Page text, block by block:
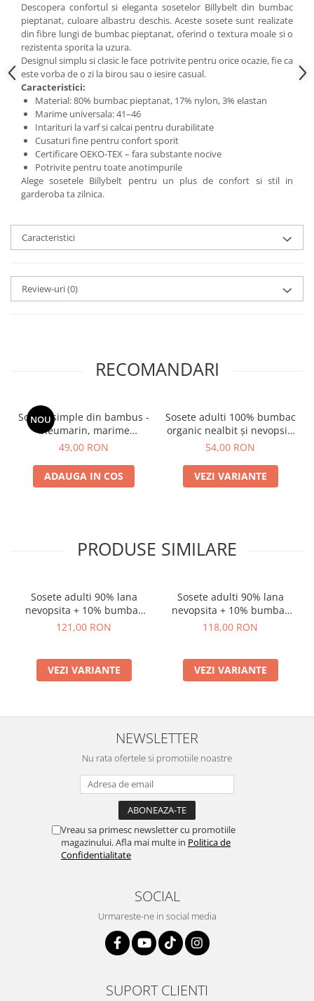
Descopera confortul si eleganta sosetelor Billybelt din bumbac
pieptanat, culoare albastru deschis. Aceste sosete sunt realizate
din fibre lungi de bumbac pieptanat, oferind o textura moale si o
rezistenta sporita la uzura.
Designul simplu si clasic le face potrivite pentru orice ocazie, fie ca
este vorba de o zi la birou sau o iesire casual.
Caracteristici:
Material: 80% bumbac pieptanat, 17% nylon, 3% elastan
Marime universala: 41–46
Intarituri la varf si calcai pentru durabilitate
Cusaturi fine pentru confort sporit
Certificare OEKO-TEX – fara substante nocive
Potrivite pentru toate anotimpurile
Alege sosetele Billybelt pentru un plus de confort si stil in
garderoba ta zilnica.
Caracteristici
Review-uri(0)
RECOMANDARI
NOU
Sosete simple din bambus -
bleumarin, marime
universala
49,00 RON
ADAUGA IN COS
Sosete adulti 100% bumbac
organic nealbit și nevopsit,
ecru, model Laura
54,00 RON
VEZI VARIANTE
PRODUSE SIMILARE
Sosete adulti 90% lana
nevopsita + 10% bumbac
organic, Chocolate, model
121,00 RON
VEZI VARIANTE
Sosete adulti 90% lana
nevopsita + 10% bumbac
organic, model Chiara
118,00 RON
VEZI VARIANTE
NEWSLETTER
Nu rata ofertele si promotiile noastre
Vreau sa primesc newsletter cu promotiile
magazinului. Afla mai multe in Politica de
Confidentialitate
SOCIAL
Urmareste-ne in social media
SUPORT CLIENTI